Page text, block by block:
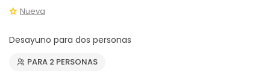
Nueva
Desayuno para dos personas
PARA 2 PERSONAS